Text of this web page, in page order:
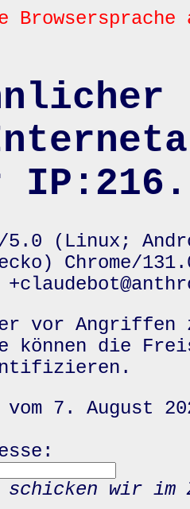
(Linux;
Chrome/
vor
können die
7. August
schicken wir